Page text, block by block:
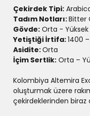
Çekirdek Tipi:
Tadım Notları:Bitter
Gövde: Orta - Yüksek
Yetiştiği İrtifa:1400
Asidite:Orta
İçim Sertlik: Orta –
Kolombiya Altemira
oluşturmak üzere
çekirdeklerinden